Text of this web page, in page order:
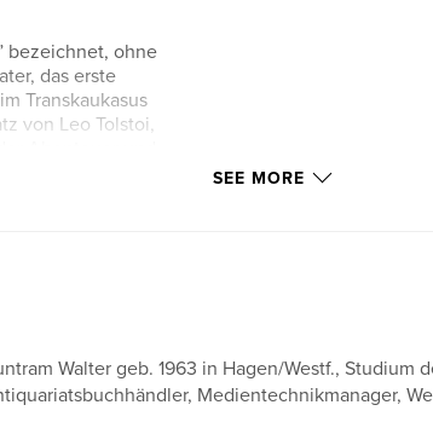
bezeichnet, ohne
das erste
Transkaukasus
von Leo Tolstoi,
ganz
wo es gilt,
SEE MORE
Walter geb. 1963 in Hagen/Westf.,
Medientechnikmanager,